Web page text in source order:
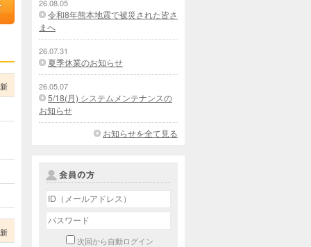
26.08.05
令和8年熊本地震で被災された皆さ
まへ
26.07.31
夏季休業のお知らせ
26.05.07
5/18(月) システムメンテナンスの
お知らせ
お知らせを全て見る
次回から自動ログイン